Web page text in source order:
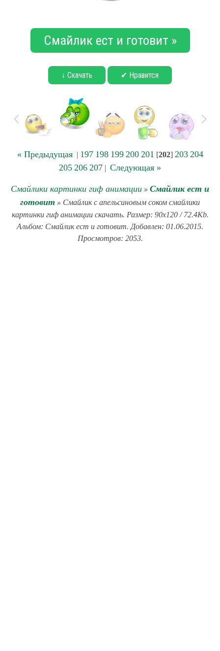
Смайлик ест и готовит »
↓ Скачать ✔ Нравится
« Предыдущая| 197 198 199 200 201 [202] 203 204
205 206 207 | Следующая »
Смайлики картинки гиф анимации » Смайлик ест и
готовит » Смайлик с апельсиновым соком смайлики
картинки гиф анимации скачать. Размер: 90x120 / 72.4Kb.
Альбом: Смайлик ест и готовит. Добавлен: 01.06.2015.
Просмотров: 2053.